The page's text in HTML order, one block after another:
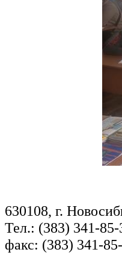
630108, г.
Тел.: (383) 341-
факс: (383) 341-